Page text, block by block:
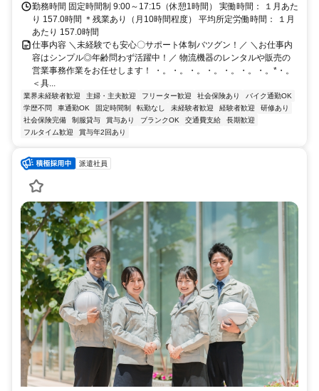
勤務時間 固定時間制 9:00～17:15（休憩1時間） 実働時間： １月あた
り 157.0時間 ＊残業あり（月10時間程度） 平均所定労働時間： １月
あたり 157.0時間
仕事内容 ＼未経験でも安心〇サポート体制バツグン！／ ＼お仕事内
容はシンプル◎年齢問わず活躍中！／ 物流機器のレンタルや販売の
営業事務作業をお任せします！ ・。・。・。・。・。・。・。*・。
＜具...
業界未経験者歓迎 主婦・主夫歓迎 フリーター歓迎 社会保険あり
バイク通勤OK
学歴不問
車通勤OK 固定時間制 転勤なし 未経験者歓迎 経験者歓迎
研修あり
社会保険完備
制服貸与 賞与あり ブランクOK 交通費支給
長期歓迎
フルタイム歓迎
賞与年2回あり
派遣社員